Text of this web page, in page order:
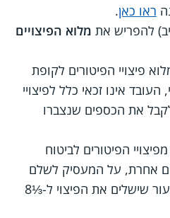
ראו כאן.
להפריש את מלוא הפיצויים
פיצויי הפיטורים לקופת
אינו זכאי כלל לפיצויי
לקבל את הכספים שנצברו
הפיטורים לביטוח
אחרת, על המעסיק לשלם
לעובד פיצויי פיטורים בשיעור שישלים את הפיצוי ל-⅓8